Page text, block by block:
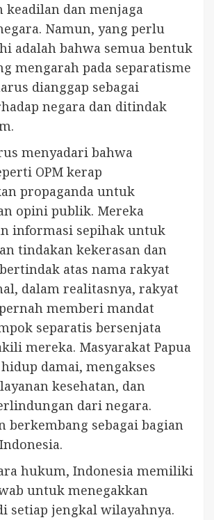
keadilan dan menjaga
Namun, yang perlu
adalah bahwa semua bentuk
mengarah pada separatisme
dianggap sebagai
negara dan ditindak
menyadari bahwa
OPM kerap
propaganda untuk
opini publik. Mereka
informasi sepihak untuk
tindakan kekerasan dan
atas nama rakyat
dalam realitasnya, rakyat
memberi mandat
separatis bersenjata
mereka. Masyarakat Papua
damai, mengakses
kesehatan, dan
dari negara.
berkembang sebagai bagian
hukum, Indonesia memiliki
untuk menegakkan
setiap jengkal wilayahnya.